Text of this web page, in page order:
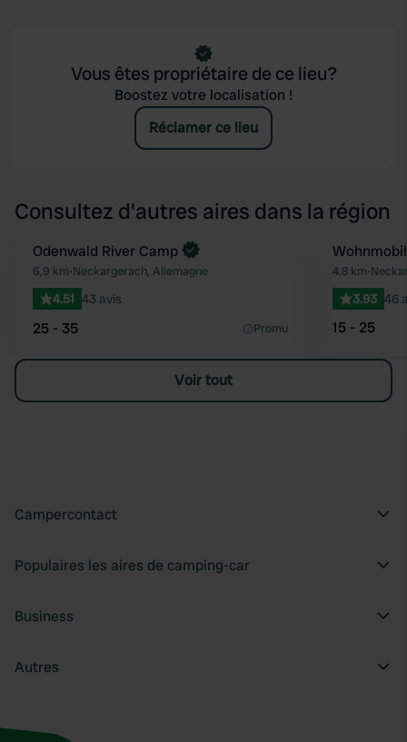
Vous êtes propriétaire de ce lieu?
Boostez votre localisation !
Réclamer ce lieu
Consultez d'autres aires dans la région
Préféré
Reserve maintenant
Odenwald River Camp
6,9 km•Neckargerach, Allemagne
4.51 43 avis
25 - 35 Promu
4,8 km•
3.93 46
15 - 25
Voir tout
Campercontact
Populaires les aires de camping-car
Business
Autres